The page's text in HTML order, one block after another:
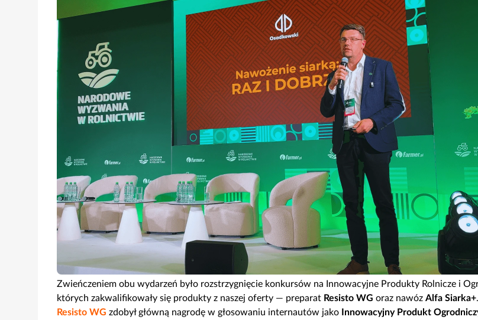
Zwieńczeniem obu wydarzeń było rozstrzygnięcie konkursów na Innowacyjne Produkty Rolnicze i
których zakwalifikowały się produkty z naszej oferty — preparat Resisto WG oraz nawóz Alfa Siarka+.
Resisto WG zdobył główną nagrodę w głosowaniu internautów jako Innowacyjny Produkt